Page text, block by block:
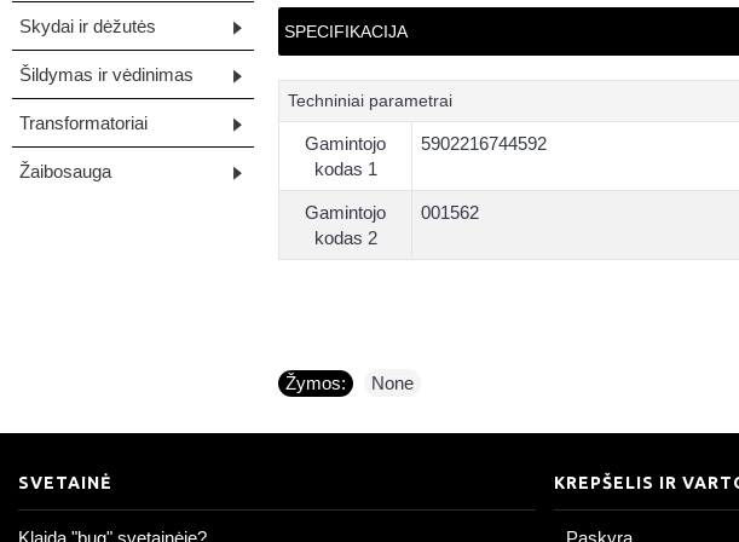
Skydai ir dėžutės
Šildymas ir vėdinimas
Transformatoriai
Žaibosauga
SPECIFIKACIJA
Techniniai parametrai
Gamintojo
kodas 1
5902216744592
Gamintojo
kodas 2
001562
Žymos: None
SVETAINĖ
Klaida "bug" svetainėje?
KREPŠELIS IR
Paskyra